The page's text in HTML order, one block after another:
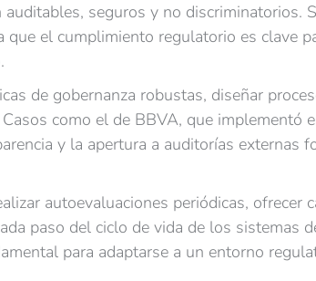
seguros y no discriminatorios.
el cumplimiento regulatorio es clave
de gobernanza robustas, diseñar
como el de BBVA, que implementó
y la apertura a auditorías externas
autoevaluaciones periódicas, ofrecer
paso del ciclo de vida de los sistemas
para adaptarse a un entorno